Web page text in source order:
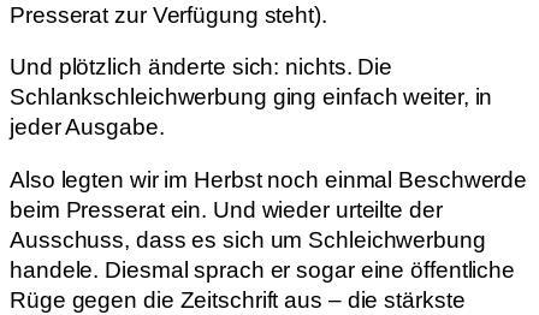
Presserat zur Verfügung steht).
Und plötzlich änderte sich: nichts. Die
Schlankschleichwerbung ging einfach weiter, in
jeder Ausgabe.
Also legten wir im Herbst noch einmal Beschwerde
beim Presserat ein. Und wieder urteilte der
Ausschuss, dass es sich um Schleichwerbung
handele. Diesmal sprach er sogar eine öffentliche
Rüge gegen die Zeitschrift aus – die stärkste